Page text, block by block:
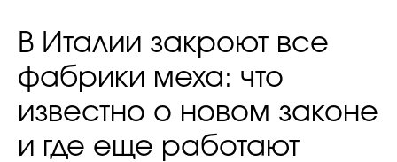
В Италии закроют все
фабрики меха: что
известно о новом законе
и где еще работают